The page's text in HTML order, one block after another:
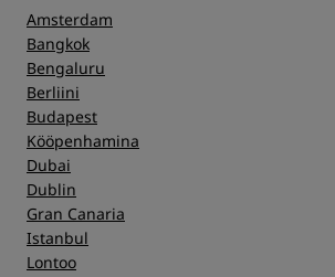
Amsterdam
Bangkok
Bengaluru
Berliini
Budapest
Kööpenhamina
Dubai
Dublin
Gran Canaria
Istanbul
Lontoo